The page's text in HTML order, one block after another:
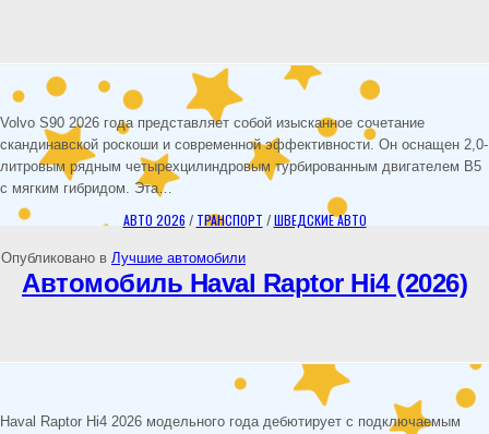
Volvo S90 2026 года представляет собой изысканное сочетание
скандинавской роскоши и современной эффективности. Он оснащен 2,0-
литровым рядным четырехцилиндровым турбированным двигателем B5
с мягким гибридом. Эта…
АВТО 2026 / ТРАНСПОРТ /ШВЕДСКИЕ АВТО
Опубликовано в Лучшие автомобили
Автомобиль Haval Raptor Hi4 (2026)
Haval Raptor Hi4 2026 модельного года дебютирует с подключаемым